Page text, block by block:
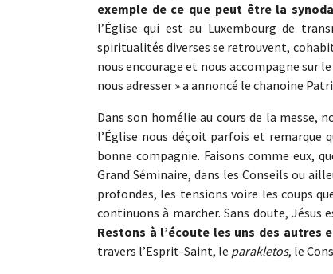
exemple de ce que peut être la
l’Église qui est au Luxembourg de
spiritualités diverses se retrouvent,
nous encourage et nous accompagne sur
nous adresser » a annoncé le chanoine
Dans son homélie au cours de la messe,
l’Église nous déçoit parfois et remarque
bonne compagnie. Faisons comme eux,
Grand Séminaire, dans les Conseils ou
profondes, les tensions voire les coups
continuons à marcher. Sans doute, Jésus
Restons à l’écoute les uns des autres
travers l’Esprit-Saint, le parakletos, le